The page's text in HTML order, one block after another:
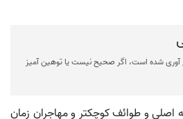
آوری شده است، اگر صحیح نیست یا توهین آمیز
اصلی و طوائف کوچکتر و مهاجران زمان